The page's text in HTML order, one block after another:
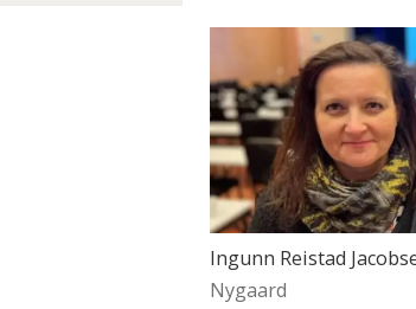
Ingunn Reistad
Nygaard